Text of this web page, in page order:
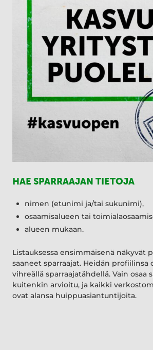
HAE SPARRAAJAN TIETOJA
nimen (etunimi ja/tai sukunimi),
osaamisalueen tai
alueen mukaan.
Listauksessa ensimmäisenä näkyvät
saaneet sparraajat. Heidän
vihreällä sparraajatähdellä. Vain osaa
kuitenkin arvioitu, ja kaikki
ovat alansa huippuasiantuntijoita.